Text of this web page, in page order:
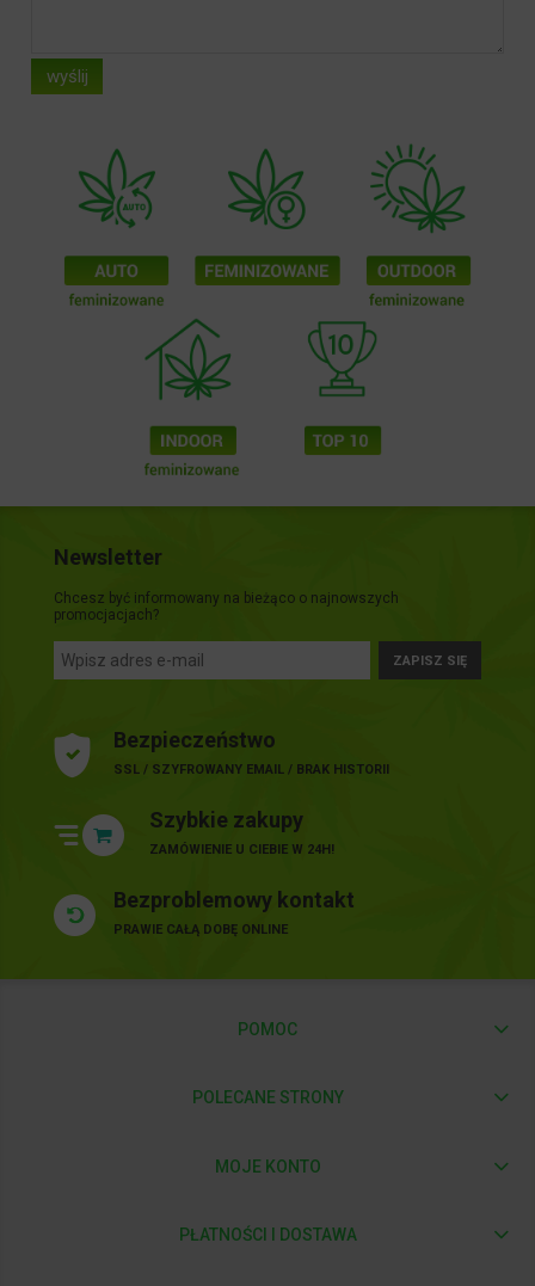
wyślij
Newsletter
Chcesz być informowany na bieżąco o najnowszych
promocjacjach?
ZAPISZ SIĘ
Bezpieczeństwo
SSL / SZYFROWANY EMAIL / BRAK HISTORII
Szybkie zakupy
ZAMÓWIENIE U CIEBIE W 24H!
Bezproblemowy kontakt
PRAWIE CAŁĄ DOBĘ ONLINE
POMOC
POLECANE STRONY
MOJE KONTO
PŁATNOŚCI I DOSTAWA